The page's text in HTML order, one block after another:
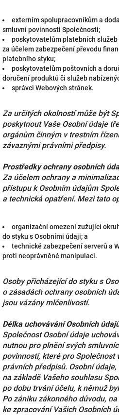
externím spolupracovníkům a
smluvní povinnosti Společnosti;
poskytovatelům platebních
za účelem zabezpečení převodu
platebního styku;
poskytovatelům poštovních a
doručení produktů či služeb
správci Webových stránek.
Za určitých okolností může být
poskytnout Vaše Osobní údaje
orgánům činným v trestním
závaznými právními předpisy.
Prostředky ochrany osobních
Za účelem ochrany a
přístupu k Osobním údajům
a technická opatření. Mezi tato
organizační omezení zužující
do styku s Osobními údaji; a
technické zabezpečení serverů a
proti neoprávněné manipulaci.
Osoby přicházející do styku s
o zásadách ochrany osobních
jsou vázány mlčenlivostí.
Délka uchovávání Osobních
Společnost Osobní údaje
nutnou pro plnění svých
povinností, které pro Společnost
právních předpisů. Osobní
na základě Vašeho souhlasu
po dobu trvání účelu, k němuž
Po zániku zákonného důvodu,
ke zpracování Vašich Osobních